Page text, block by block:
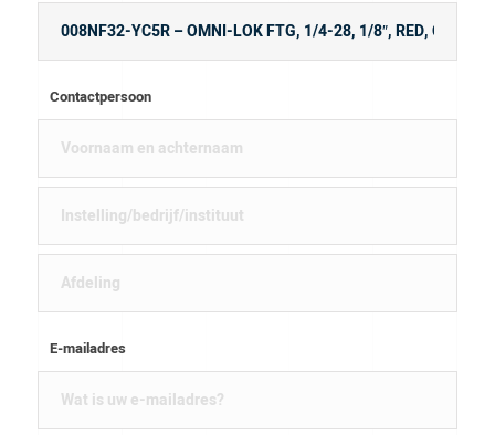
Contactpersoon
E-mailadres